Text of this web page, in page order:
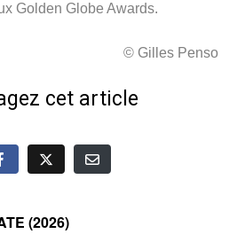
Golden Globe Awards.
© Gilles Penso
cet article
(2026)